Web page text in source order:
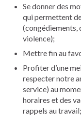
Se donner des
qui permettent
(congédiements,
violence);
Mettre fin au
Profiter d’une
respecter notre
service) au
horaires et des
rappels au travail;